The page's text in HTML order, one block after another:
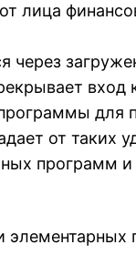
лица
вход
для
от таких
программ